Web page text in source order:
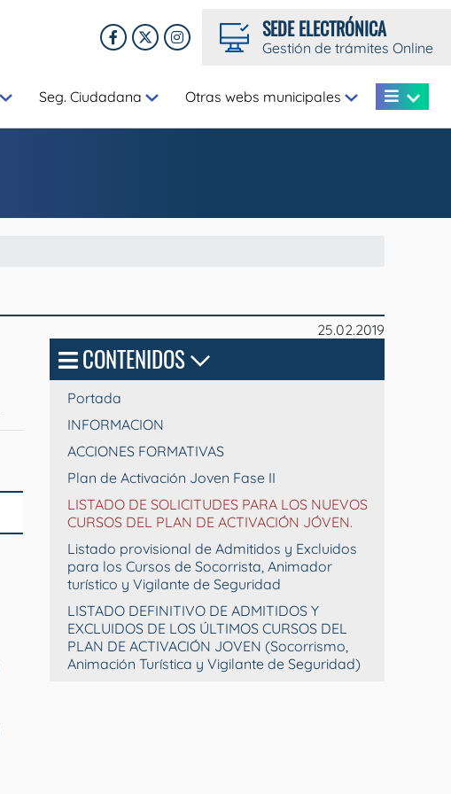
SEDE ELECTRÓNICA
Gestión de trámites Online
Seg. Ciudadana Otras webs municipales
25.02.2019
CONTENIDOS
Portada
INFORMACION
ACCIONES FORMATIVAS
Plan de Activación Joven Fase II
LISTADO DE SOLICITUDES PARA LOS NUEVOS
CURSOS DEL PLAN DE ACTIVACIÓN JÓVEN.
Listado provisional de Admitidos y Excluidos
para los Cursos de Socorrista, Animador
turístico y Vigilante de Seguridad
LISTADO DEFINITIVO DE ADMITIDOS Y
EXCLUIDOS DE LOS ÚLTIMOS CURSOS DEL
PLAN DE ACTIVACIÓN JOVEN (Socorrismo,
Animación Turística y Vigilante de Seguridad)